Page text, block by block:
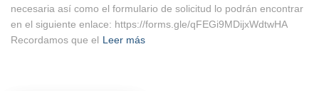
necesaria así como el formulario de solicitud lo podrán encontrar
en el siguiente enlace: https://forms.gle/qFEGi9MDijxWdtwHA
Recordamos que el Leer más